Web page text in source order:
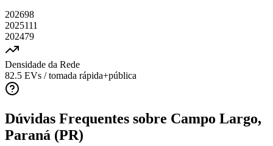
202698
2025111
202479
Densidade da Rede
82.5 EVs / tomada rápida+pública
Dúvidas Frequentes sobre Campo Largo,
Paraná (PR)